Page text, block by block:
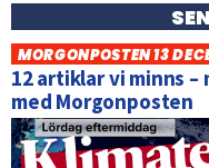
MORGONPOSTEN 13
12 artiklar vi minns –
med Morgonposten